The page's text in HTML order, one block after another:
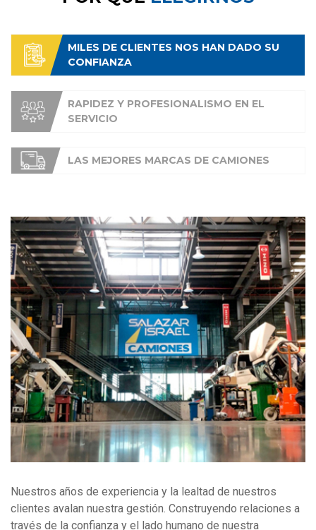
MILES DE CLIENTES NOS HAN DADO SU
CONFIANZA
RAPIDEZ Y PROFESIONALISMO EN EL
SERVICIO
LAS MEJORES MARCAS DE CAMIONES
Nuestros años de experiencia y la lealtad de nuestros
clientes avalan nuestra gestión. Construyendo relaciones a
través de la confianza y el lado humano de nuestra